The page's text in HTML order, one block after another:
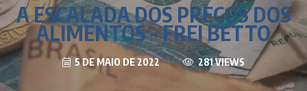
A ESCALADA DOS PREÇOS DOS
ALIMENTOS – FREI BETTO
5 DE MAIO DE 2022 281 VIEWS